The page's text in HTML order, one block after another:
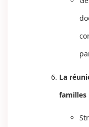
La
familles